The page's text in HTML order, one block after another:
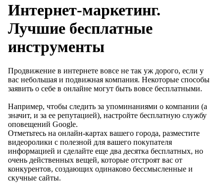
Интернет-маркетинг.
Лучшие бесплатные
инструменты
Продвижение в интернете вовсе не так уж дорого, если у
вас небольшая и подвижная компания. Некоторые способы
заявить о себе в онлайне могут быть вовсе бесплатными.
Например, чтобы следить за упоминаниями о компании (а
значит, и за ее репутацией), настройте бесплатную службу
оповещений Google.
Отметьтесь на онлайн-картах вашего города, разместите
видеоролики с полезной для вашего покупателя
информацией и сделайте еще два десятка бесплатных, но
очень действенных вещей, которые отстроят вас от
конкурентов, создающих одинаково бессмысленные и
скучные сайты.